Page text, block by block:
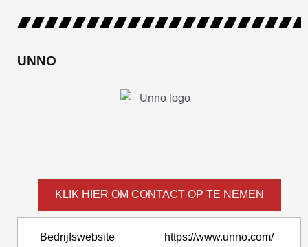
UNNO
KLIK HIER OM CONTACT OP TE NEMEN
Bedrijfswebsite https://www.unno.com/